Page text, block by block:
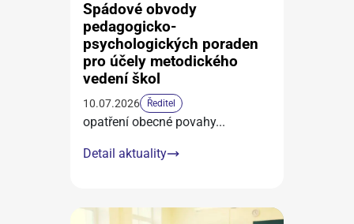
Spádové obvody
pedagogicko-
psychologických poraden
pro účely metodického
vedení škol
10.07.2026 Ředitel
opatření obecné povahy...
Detail aktuality